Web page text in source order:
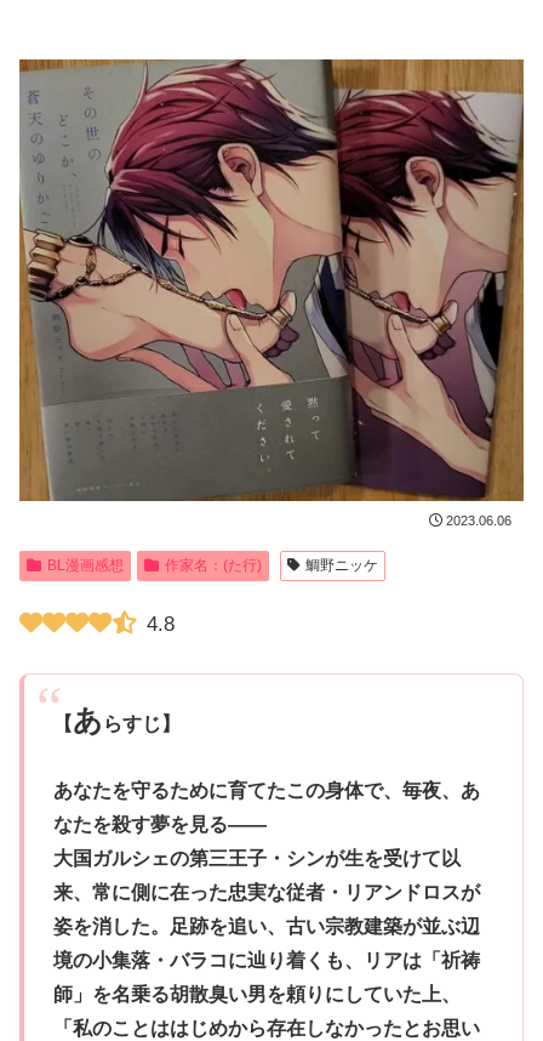
2023.06.06
BL漫画感想 作家名：(た行) 鯛野ニッケ
4.8
【あ らすじ】
あなたを守るために育てたこの身体で、毎夜、あ
なたを殺す夢を見る――
大国ガルシェの第三王子・シンが生を受けて以
来、常に側に在った忠実な従者・リアンドロスが
姿を消した。足跡を追い、古い宗教建築が並ぶ辺
境の小集落・バラコに辿り着くも、リアは「祈祷
師」を名乗る胡散臭い男を頼りにしていた上、
「私のことははじめから存在しなかったとお思い